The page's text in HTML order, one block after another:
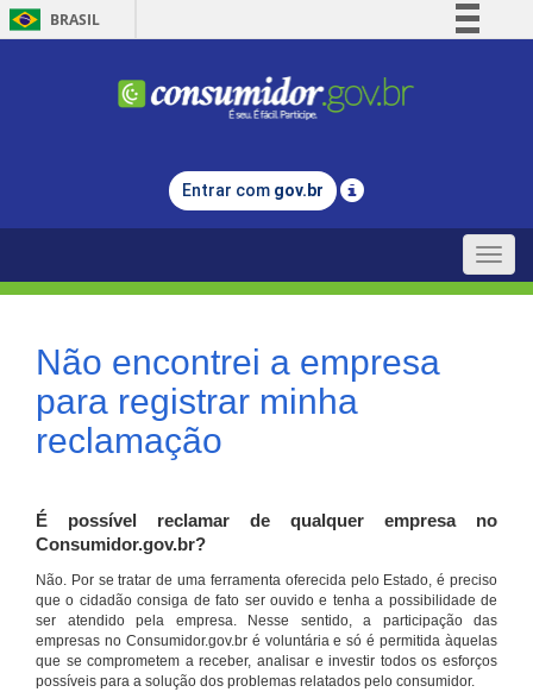
BRASIL
Comunica BR
Legislação
Entrar com gov.br
Toggle
Não encontrei a empresa
para registrar minha
reclamação
É possível reclamar de qualquer empresa no
Consumidor.gov.br?
Não. Por se tratar de uma ferramenta oferecida pelo Estado, é preciso
que o cidadão consiga de fato ser ouvido e tenha a possibilidade de
ser atendido pela empresa. Nesse sentido, a participação das
empresas no Consumidor.gov.br é voluntária e só é permitida àquelas
que se comprometem a receber, analisar e investir todos os esforços
possíveis para a solução dos problemas relatados pelo consumidor.